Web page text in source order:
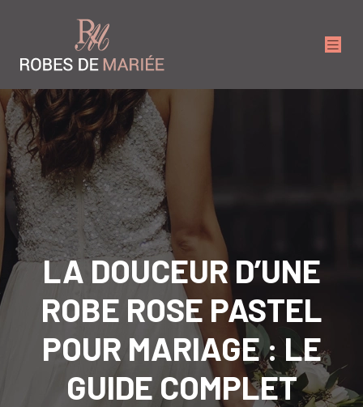
LA DOUCEUR D’UNE
ROBE ROSE PASTEL
POUR MARIAGE : LE
GUIDE COMPLET